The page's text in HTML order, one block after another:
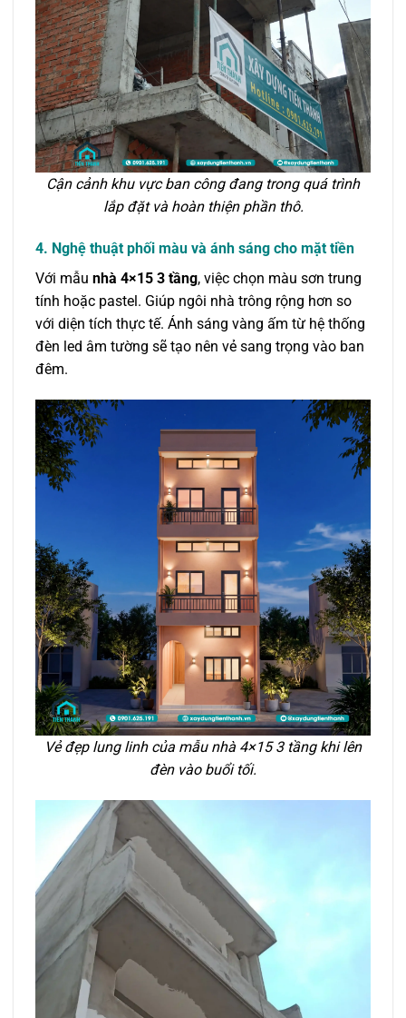
Cận cảnh khu vực ban công đang trong quá trình
lắp đặt và hoàn thiện phần thô.
4. Nghệ thuật phối màu và ánh sáng cho mặt tiền
Với mẫu nhà 4×15 3 tầng, việc chọn màu sơn trung
tính hoặc pastel. Giúp ngôi nhà trông rộng hơn so
với diện tích thực tế. Ánh sáng vàng ấm từ hệ thống
đèn led âm tường sẽ tạo nên vẻ sang trọng vào ban
đêm.
Vẻ đẹp lung linh của mẫu nhà 4×15 3 tầng khi lên
đèn vào buổi tối.